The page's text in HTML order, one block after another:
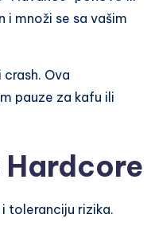
i množi se sa vašim
Ova
pauze za kafu ili
Hardcore
toleranciju rizika.